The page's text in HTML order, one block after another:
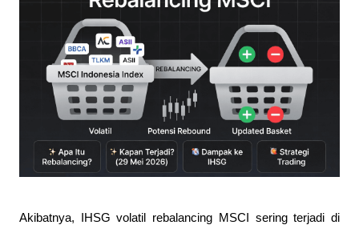
Akibatnya, IHSG volatil rebalancing MSCI sering terjadi di